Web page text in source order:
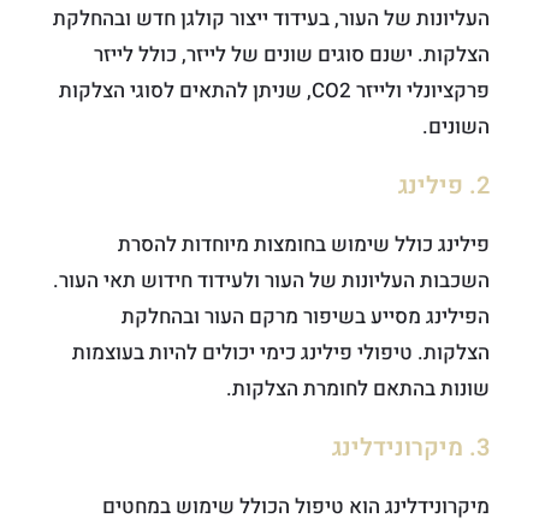
העליונות של העור, בעידוד ייצור קולגן חדש ובהחלקת
הצלקות. ישנם סוגים שונים של לייזר, כולל לייזר
פרקציונלי ולייזר CO2, שניתן להתאים לסוגי הצלקות
השונים.
2. פילינג
פילינג כולל שימוש בחומצות מיוחדות להסרת
השכבות העליונות של העור ולעידוד חידוש תאי העור.
הפילינג מסייע בשיפור מרקם העור ובהחלקת
הצלקות. טיפולי פילינג כימי יכולים להיות בעוצמות
שונות בהתאם לחומרת הצלקות.
3. מיקרונידלינג
מיקרונידלינג הוא טיפול הכולל שימוש במחטים